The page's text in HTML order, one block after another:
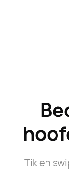
3
Tik en